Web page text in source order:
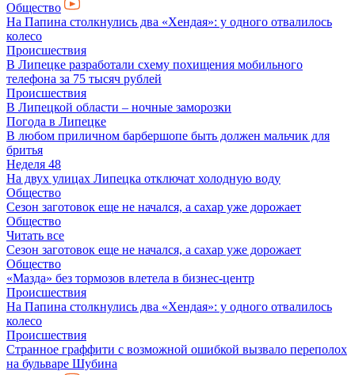
Общество
На Папина столкнулись два «Хендая»: у одного отвалилось
колесо
Происшествия
В Липецке разработали схему похищения мобильного
телефона за 75 тысяч рублей
Происшествия
В Липецкой области – ночные заморозки
Погода в Липецке
В любом приличном барбершопе быть должен мальчик для
бритья
Неделя 48
На двух улицах Липецка отключат холодную воду
Общество
Сезон заготовок еще не начался, а сахар уже дорожает
Общество
Читать все
Сезон заготовок еще не начался, а сахар уже дорожает
Общество
«Мазда» без тормозов влетела в бизнес-центр
Происшествия
На Папина столкнулись два «Хендая»: у одного отвалилось
колесо
Происшествия
Странное граффити с возможной ошибкой вызвало переполох
на бульваре Шубина